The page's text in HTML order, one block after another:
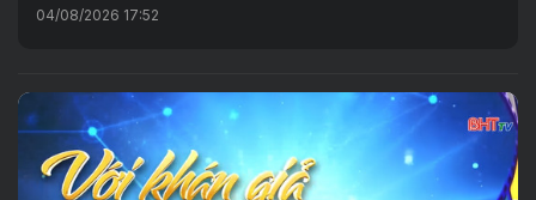
04/08/2026 17:52